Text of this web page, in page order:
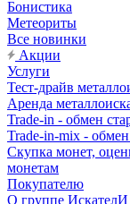
Бонистика
Метеориты
Все новинки
Акции
Услуги
Тест-драйв
Аренда
Trade-in - обмен
Trade-in-mix -
Скупка монет,
монетам
Покупателю
О группе ИскателИ